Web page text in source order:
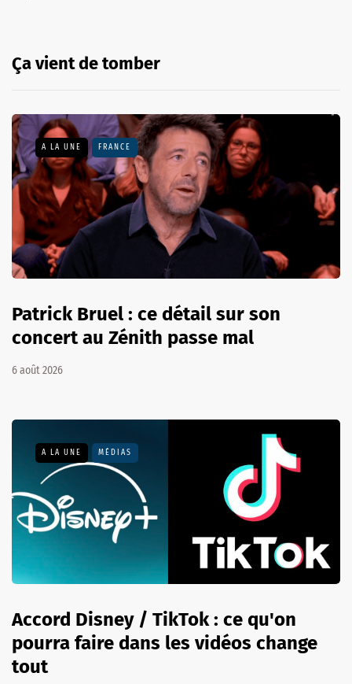
Ça vient de tomber
A LA UNE FRANCE
Patrick Bruel : ce détail sur son
concert au Zénith passe mal
6 août 2026
A LA UNE MÉDIAS
Accord Disney / TikTok : ce qu'on
pourra faire dans les vidéos change
tout